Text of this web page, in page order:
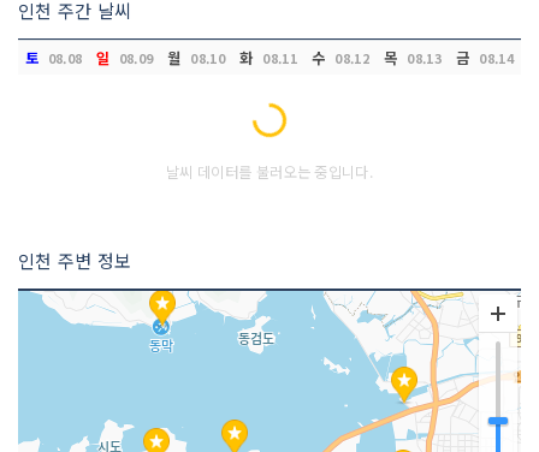
인천 주간 날씨
토 08.08 일 08.09 월 08.10 화 08.11 수 08.12 목 08.13 금 08.14
Loading...
날씨 데이터를 불러오는 중입니다.
인천 주변 정보